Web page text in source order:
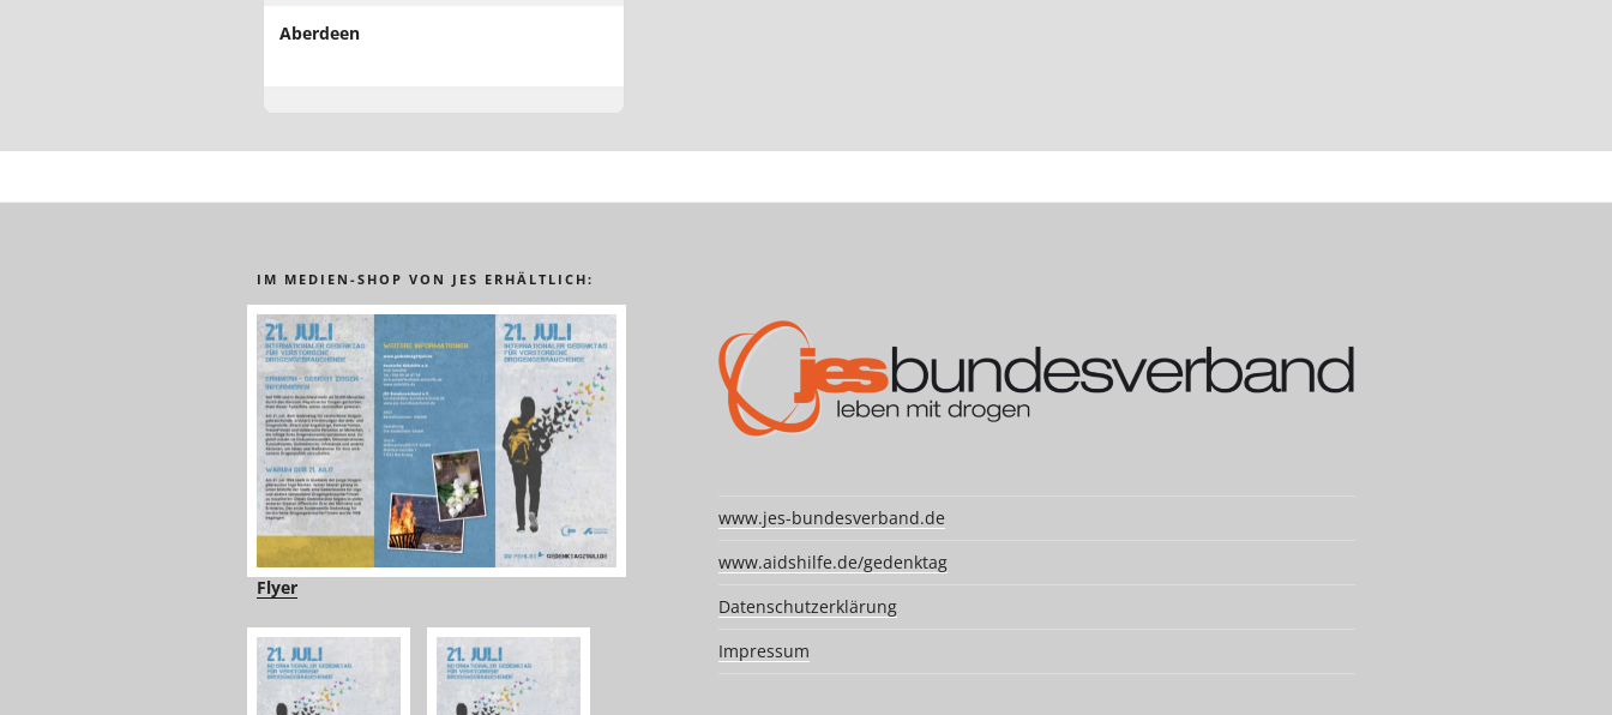
Aberdeen
IM MEDIEN-SHOP VON JES ERHÄLTLICH:
Flyer
www.jes-bundesverband.de
www.aidshilfe.de/gedenktag
Datenschutzerklärung
Impressum